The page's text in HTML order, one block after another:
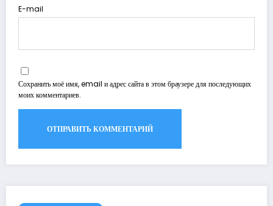
E-mail
Сохранить моё имя, email и адрес сайта в этом браузере для последующих
моих комментариев.